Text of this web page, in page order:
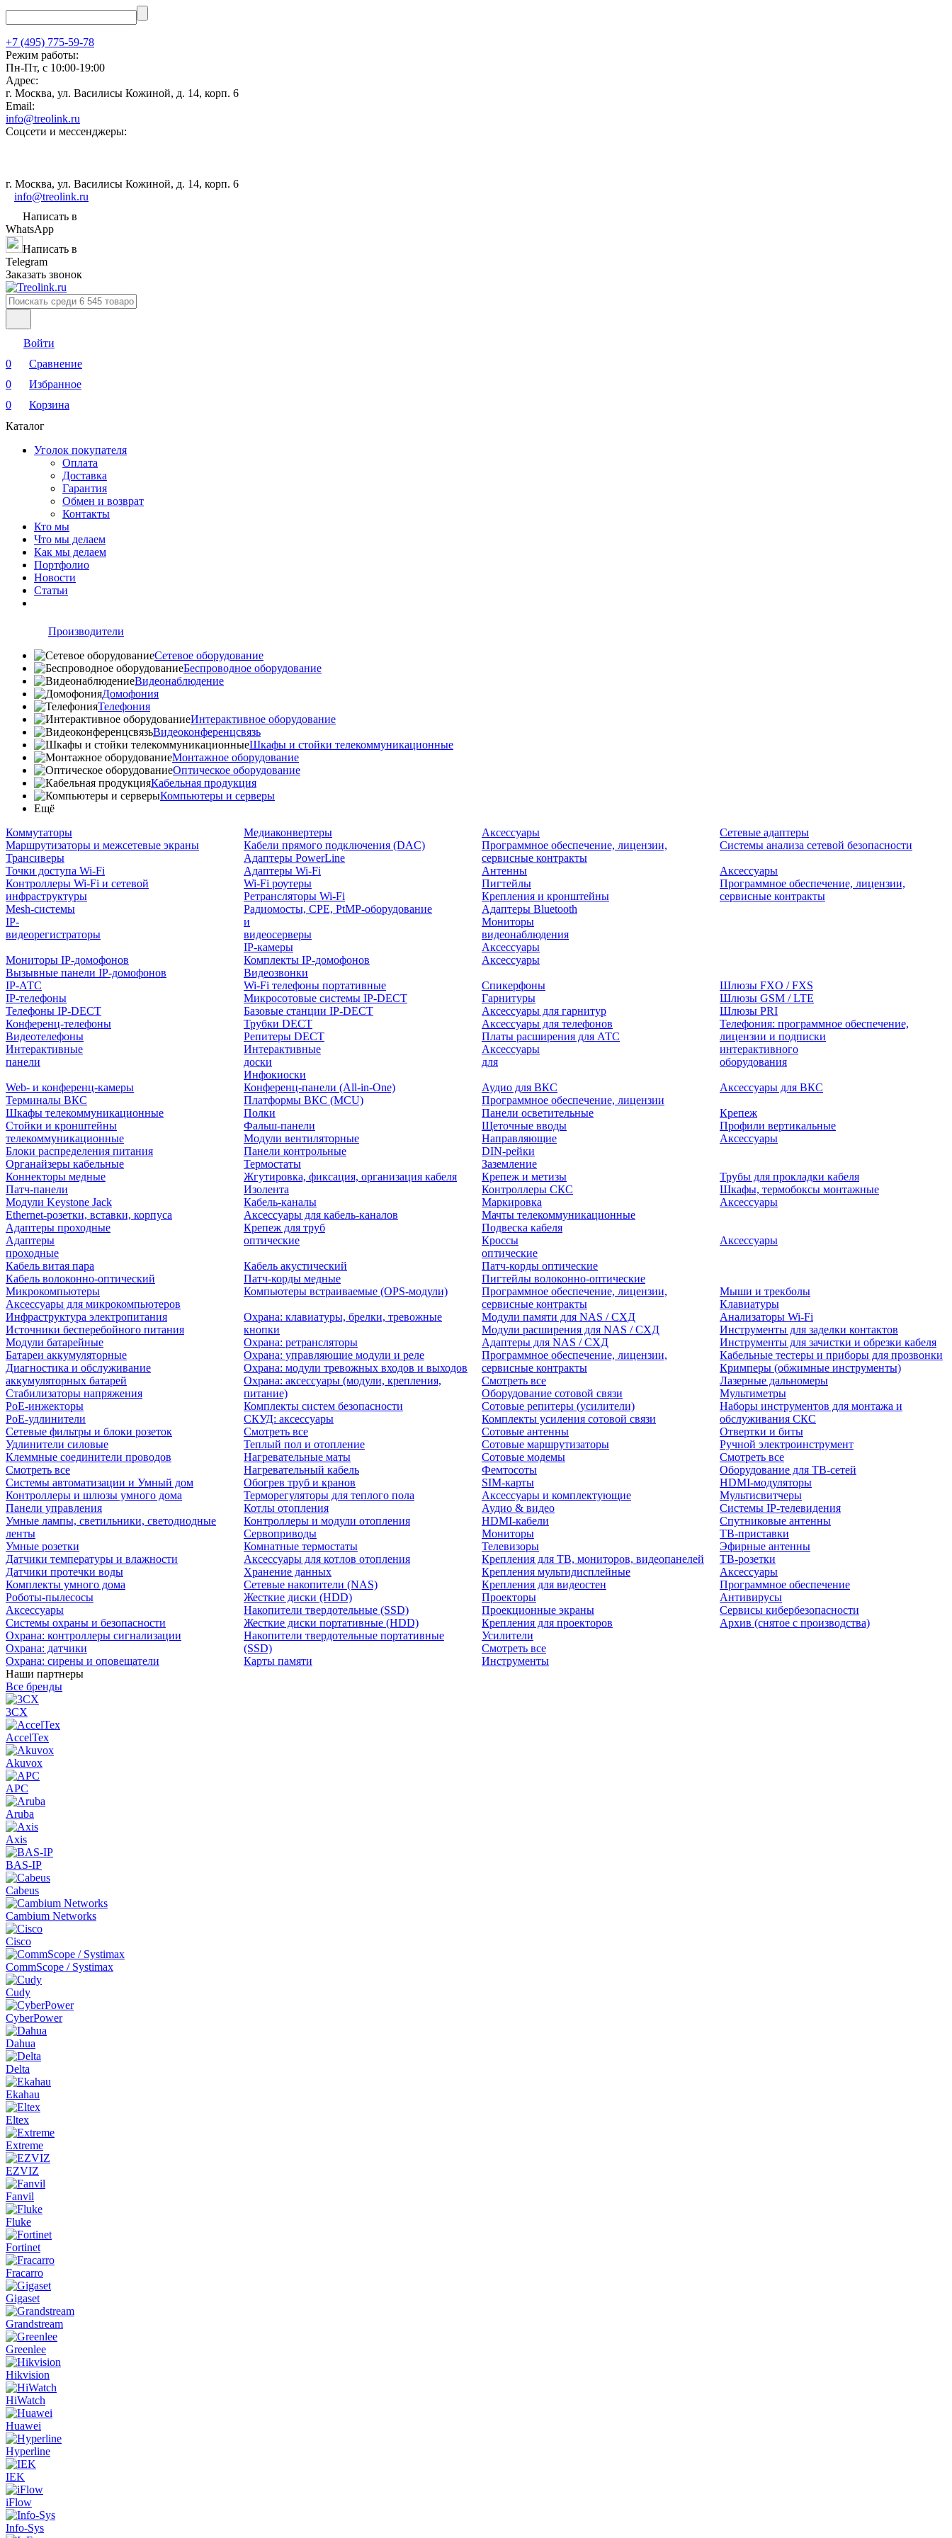
+7 (495) 775-59-78
Режим работы:
Пн-Пт, с 10:00-19:00
Адрес:
г. Москва, ул. Василисы Кожиной, д. 14, корп. 6
Email:
info@treolink.ru
Соцсети и мессенджеры:
г. Москва, ул. Василисы Кожиной, д. 14, корп. 6
info@treolink.ru
Написать в
WhatsApp
Написать в
Telegram
Заказать звонок
Войти
0
Сравнение
0
Избранное
0
Корзина
Каталог
Уголок покупателя
Оплата
Доставка
Гарантия
Обмен и возврат
Контакты
Кто мы
Что мы делаем
Как мы делаем
Портфолио
Новости
Статьи
Производители
Сетевое оборудование
Беспроводное оборудование
Видеонаблюдение
Домофония
Телефония
Интерактивное оборудование
Видеоконференцсвязь
Шкафы и стойки телекоммуникационные
Монтажное оборудование
Оптическое оборудование
Кабельная продукция
Компьютеры и серверы
Ещё
Коммутаторы
Маршрутизаторы и межсетевые экраны
Трансиверы
Медиаконвертеры
Кабели прямого подключения (DAC)
Адаптеры PowerLine
Аксессуары
Программное обеспечение, лицензии,
сервисные контракты
Сетевые адаптеры
Системы анализа сетевой безопасности
Точки доступа Wi-Fi
Контроллеры Wi-Fi и сетевой
инфраструктуры
Mesh-системы
Адаптеры Wi-Fi
Wi-Fi роутеры
Ретрансляторы Wi-Fi
Радиомосты, CPE, PtMP-оборудование
Антенны
Пигтейлы
Крепления и кронштейны
Адаптеры Bluetooth
Аксессуары
Программное обеспечение, лицензии,
сервисные контракты
IP-
видеорегистраторы
и
видеосерверы
IP-камеры
Мониторы
видеонаблюдения
Аксессуары
Мониторы IP-домофонов
Вызывные панели IP-домофонов
Комплекты IP-домофонов
Видеозвонки
Аксессуары
IP-АТС
IP-телефоны
Телефоны IP-DECT
Конференц-телефоны
Видеотелефоны
Wi-Fi телефоны портативные
Микросотовые системы IP-DECT
Базовые станции IP-DECT
Трубки DECT
Репитеры DECT
Спикерфоны
Гарнитуры
Аксессуары для гарнитур
Аксессуары для телефонов
Платы расширения для АТС
Шлюзы FXO / FXS
Шлюзы GSM / LTE
Шлюзы PRI
Телефония: программное обеспечение,
лицензии и подписки
Интерактивные
панели
Интерактивные
доски
Инфокиоски
Аксессуары
для
интерактивного
оборудования
Web- и конференц-камеры
Терминалы ВКС
Конференц-панели (All-in-One)
Платформы ВКС (MCU)
Аудио для ВКС
Программное обеспечение, лицензии
Аксессуары для ВКС
Шкафы телекоммуникационные
Стойки и кронштейны
телекоммуникационные
Блоки распределения питания
Органайзеры кабельные
Полки
Фальш-панели
Модули вентиляторные
Панели контрольные
Термостаты
Панели осветительные
Щеточные вводы
Направляющие
DIN-рейки
Заземление
Крепеж
Профили вертикальные
Аксессуары
Коннекторы медные
Патч-панели
Модули Keystone Jack
Ethernet-розетки, вставки, корпуса
Адаптеры проходные
Жгутировка, фиксация, организация кабеля
Изолента
Кабель-каналы
Аксессуары для кабель-каналов
Крепеж для труб
Крепеж и метизы
Контроллеры СКС
Маркировка
Мачты телекоммуникационные
Подвеска кабеля
Трубы для прокладки кабеля
Шкафы, термобоксы монтажные
Аксессуары
Адаптеры
проходные
оптические
Кроссы
оптические
Аксессуары
Кабель витая пара
Кабель волоконно-оптический
Кабель акустический
Патч-корды медные
Патч-корды оптические
Пигтейлы волоконно-оптические
Микрокомпьютеры
Аксессуары для микрокомпьютеров
Компьютеры встраиваемые (OPS-модули)
Программное обеспечение, лицензии,
сервисные контракты
Мыши и трекболы
Клавиатуры
Инфраструктура электропитания
Источники бесперебойного питания
Модули батарейные
Батареи аккумуляторные
Диагностика и обслуживание
аккумуляторных батарей
Стабилизаторы напряжения
PoE-инжекторы
PoE-удлинители
Сетевые фильтры и блоки розеток
Удлинители силовые
Клеммные соединители проводов
Смотреть все
Системы автоматизации и Умный дом
Контроллеры и шлюзы умного дома
Панели управления
Умные лампы, светильники, светодиодные
ленты
Умные розетки
Датчики температуры и влажности
Датчики протечки воды
Комплекты умного дома
Роботы-пылесосы
Аксессуары
Системы охраны и безопасности
Охрана: контроллеры сигнализации
Охрана: датчики
Охрана: сирены и оповещатели
Охрана: клавиатуры, брелки, тревожные
кнопки
Охрана: ретрансляторы
Охрана: управляющие модули и реле
Охрана: модули тревожных входов и выходов
Охрана: аксессуары (модули, крепления,
питание)
Комплекты систем безопасности
СКУД: аксессуары
Смотреть все
Теплый пол и отопление
Нагревательные маты
Нагревательный кабель
Обогрев труб и кранов
Терморегуляторы для теплого пола
Котлы отопления
Контроллеры и модули отопления
Сервоприводы
Комнатные термостаты
Аксессуары для котлов отопления
Хранение данных
Сетевые накопители (NAS)
Жесткие диски (HDD)
Накопители твердотельные (SSD)
Жесткие диски портативные (HDD)
Накопители твердотельные портативные
(SSD)
Карты памяти
Модули памяти для NAS / СХД
Модули расширения для NAS / СХД
Адаптеры для NAS / СХД
Программное обеспечение, лицензии,
сервисные контракты
Смотреть все
Оборудование сотовой связи
Сотовые репитеры (усилители)
Комплекты усиления сотовой связи
Сотовые антенны
Сотовые маршрутизаторы
Сотовые модемы
Фемтосоты
SIM-карты
Аксессуары и комплектующие
Аудио & видео
HDMI-кабели
Мониторы
Телевизоры
Крепления для ТВ, мониторов, видеопанелей
Крепления мультидисплейные
Крепления для видеостен
Проекторы
Проекционные экраны
Крепления для проекторов
Усилители
Смотреть все
Инструменты
Анализаторы Wi-Fi
Инструменты для заделки контактов
Инструменты для зачистки и обрезки кабеля
Кабельные тестеры и приборы для прозвонки
Кримперы (обжимные инструменты)
Лазерные дальномеры
Мультиметры
Наборы инструментов для монтажа и
обслуживания СКС
Отвертки и биты
Ручной электроинструмент
Смотреть все
Оборудование для ТВ-сетей
HDMI-модуляторы
Мультисвитчеры
Системы IP-телевидения
Спутниковые антенны
ТВ-приставки
Эфирные антенны
ТВ-розетки
Аксессуары
Программное обеспечение
Антивирусы
Сервисы кибербезопасности
Архив (снятое с производства)
Наши партнеры
Все бренды
3CX
AccelTex
Akuvox
APC
Aruba
Axis
BAS-IP
Cabeus
Cambium Networks
Cisco
CommScope / Systimax
Cudy
CyberPower
Dahua
Delta
Ekahau
Eltex
Extreme
EZVIZ
Fanvil
Fluke
Fortinet
Fracarro
Gigaset
Grandstream
Greenlee
Hikvision
HiWatch
Huawei
Hyperline
IEK
iFlow
Info-Sys